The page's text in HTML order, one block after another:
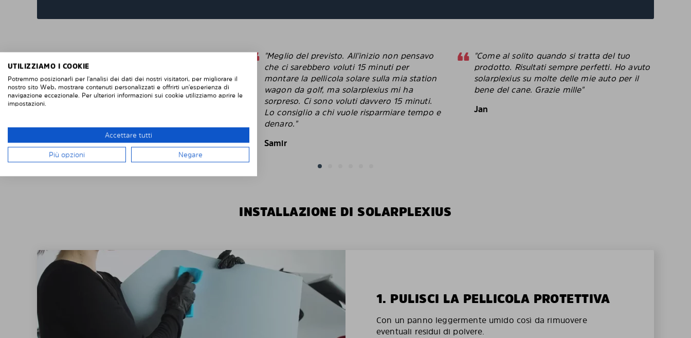
"Consegna veloce e facile installazione, due
grandi finestrini posteriori e due piccoli
finestrini posteriori sulle porte posteriori di
un Renault Trafic. Se vuoi rimuoverli, è facile,
se vuoi rimontarli, altrettanto facile. Difficile
protettive che attacchi direttamente alla
finestra. "
Robert
"Meglio del previsto. All'inizio non pensavo
che ci sarebbero voluti 15 minuti per
montare la pellicola solare sulla mia station
wagon da golf, ma solarplexius mi ha
sorpreso. Ci sono voluti davvero 15 minuti.
Lo consiglio a chi vuole risparmiare tempo e
denaro."
Samir
"Come al solito quando si tratta del tuo
prodotto. Risultati sempre perfetti. Ho avuto
solarplexius su molte delle mie auto per il
bene del cane. Grazie mille"
Jan
INSTALLAZIONE DI SOLARPLEXIUS
1. PULISCI LA PELLICOLA PROTETTIVA
Con un panno leggermente umido così da rimuovere
eventuali residui di polvere.
UTILIZZIAMO I COOKIE
Potremmo posizionarli per l'analisi dei dati dei nostri visitatori, per migliorare il
nostro sito Web, mostrare contenuti personalizzati e offrirti un'esperienza di
navigazione eccezionale. Per ulteriori informazioni sui cookie utilizziamo aprire le
impostazioni.
Accettare tutti
Più opzioni Negare